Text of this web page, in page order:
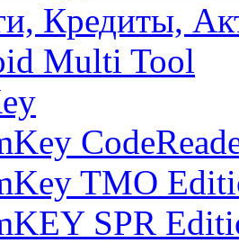
Кредиты,
Multi Tool
TMO
SPR